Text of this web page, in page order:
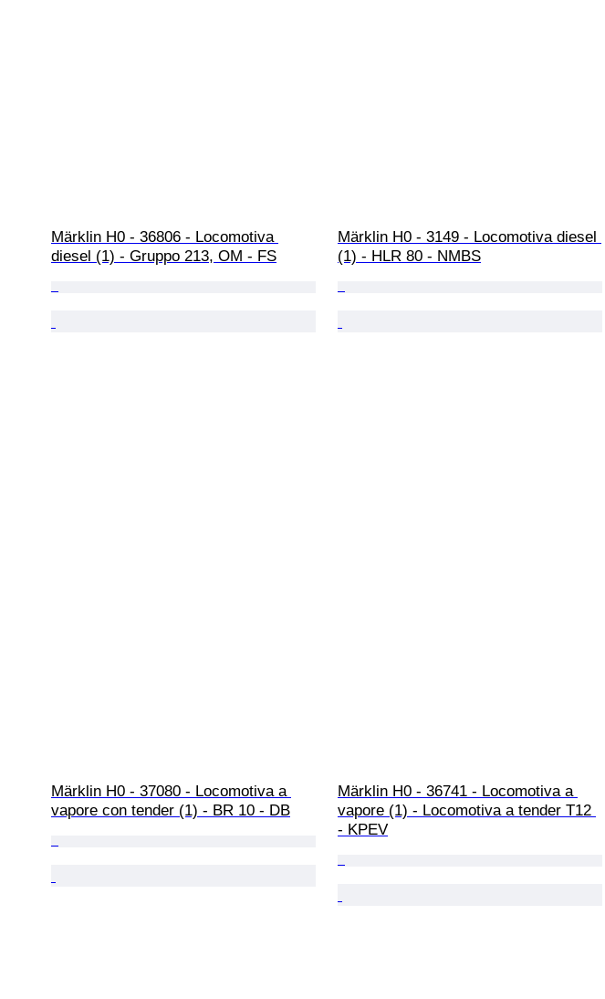
Märklin H0 - 36806 - Locomotiva
diesel (1) - Gruppo 213, OM - FS
Märklin H0 - 3149 - Locomotiva diesel
(1) - HLR 80 - NMBS
Märklin H0 - 37080 - Locomotiva a
vapore con tender (1) - BR 10 - DB
Märklin H0 - 36741 - Locomotiva a
vapore (1) - Locomotiva a tender T12
- KPEV